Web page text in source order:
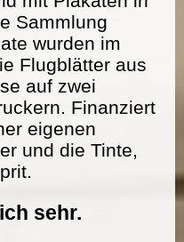
Sammlung
wurden im
Flugblätter aus
auf zwei
Finanziert
eigenen
und die Tinte,
sehr.